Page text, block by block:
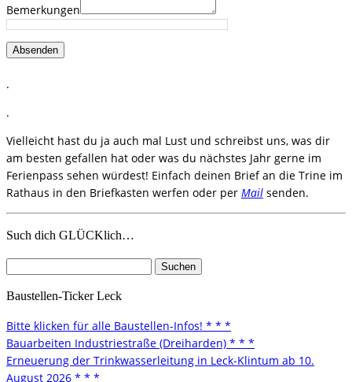
Bemerkungen
Absenden
.
.
Vielleicht hast du ja auch mal Lust und schreibst uns, was dir
am besten gefallen hat oder was du nächstes Jahr gerne im
Ferienpass sehen würdest! Einfach deinen Brief an die Trine im
Rathaus in den Briefkasten werfen oder per Mail senden.
Such dich GLÜCKlich…
Baustellen-Ticker Leck
Bitte klicken für alle Baustellen-Infos! * * *
Bauarbeiten Industriestraße (Dreiharden) * * *
Erneuerung der Trinkwasserleitung in Leck-Klintum ab 10.
August 2026 * * *